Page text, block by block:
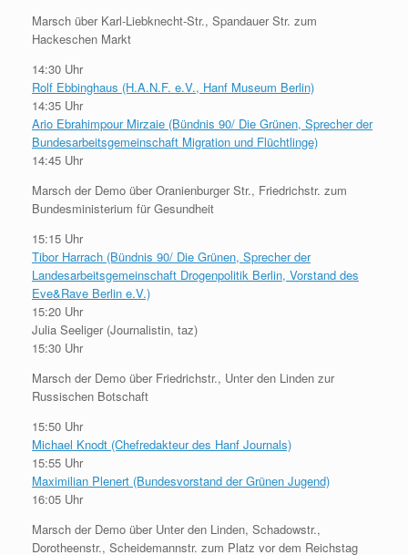
Marsch über Karl-Liebknecht-Str., Spandauer Str. zum
Hackeschen Markt
14:30 Uhr
Rolf Ebbinghaus (H.A.N.F. e.V., Hanf Museum Berlin)
14:35 Uhr
Ario Ebrahimpour Mirzaie (Bündnis 90/ Die Grünen, Sprecher der
Bundesarbeitsgemeinschaft Migration und Flüchtlinge)
14:45 Uhr
Marsch der Demo über Oranienburger Str., Friedrichstr. zum
Bundesministerium für Gesundheit
15:15 Uhr
Tibor Harrach (Bündnis 90/ Die Grünen, Sprecher der
Landesarbeitsgemeinschaft Drogenpolitik Berlin, Vorstand des
Eve&Rave Berlin e.V.)
15:20 Uhr
Julia Seeliger (Journalistin, taz)
15:30 Uhr
Marsch der Demo über Friedrichstr., Unter den Linden zur
Russischen Botschaft
15:50 Uhr
Michael Knodt (Chefredakteur des Hanf Journals)
15:55 Uhr
Maximilian Plenert (Bundesvorstand der Grünen Jugend)
16:05 Uhr
Marsch der Demo über Unter den Linden, Schadowstr.,
Dorotheenstr., Scheidemannstr. zum Platz vor dem Reichstag